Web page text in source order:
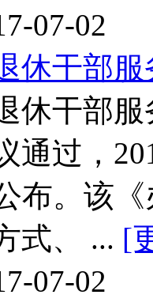
07-02
休干部
干部服
通过，
布。该
式、 ... [
07-02